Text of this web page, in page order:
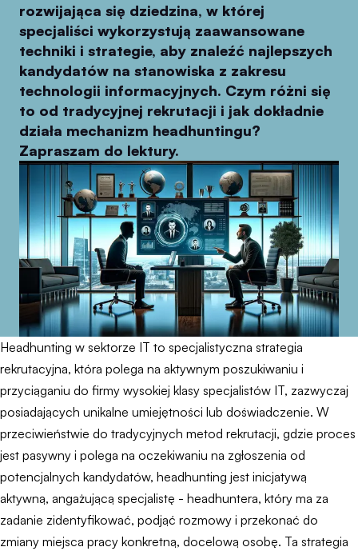
rozwijająca się dziedzina, w której
specjaliści wykorzystują zaawansowane
techniki i strategie, aby znaleźć najlepszych
kandydatów na stanowiska z zakresu
technologii informacyjnych. Czym różni się
to od tradycyjnej rekrutacji i jak dokładnie
działa mechanizm headhuntingu?
Zapraszam do lektury.
Headhunting w sektorze IT to specjalistyczna strategia
rekrutacyjna, która polega na aktywnym poszukiwaniu i
przyciąganiu do firmy wysokiej klasy specjalistów IT, zazwyczaj
posiadających unikalne umiejętności lub doświadczenie. W
przeciwieństwie do tradycyjnych metod rekrutacji, gdzie proces
jest pasywny i polega na oczekiwaniu na zgłoszenia od
potencjalnych kandydatów, headhunting jest inicjatywą
aktywną, angażującą specjalistę - headhuntera, który ma za
zadanie zidentyfikować, podjąć rozmowy i przekonać do
zmiany miejsca pracy konkretną, docelową osobę. Ta strategia